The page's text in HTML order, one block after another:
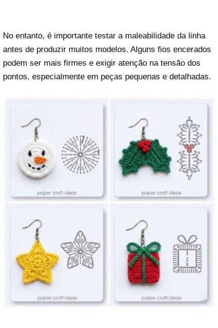
No entanto, é importante testar a maleabilidade da linha
antes de produzir muitos modelos. Alguns fios encerados
podem ser mais firmes e exigir atenção na tensão dos
pontos, especialmente em peças pequenas e detalhadas.